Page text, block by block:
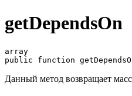
getDependsOn
array
Данный метод возвращает